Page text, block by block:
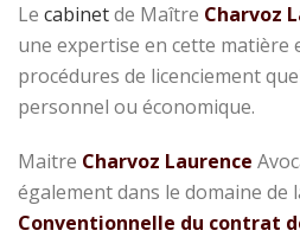
Le cabinetde Maître Charvoz
une expertise en cette matière
procédures de licenciement
personnel ou économique.
Maitre Charvoz Laurence
également dans le domaine de
Conventionnelle du contrat